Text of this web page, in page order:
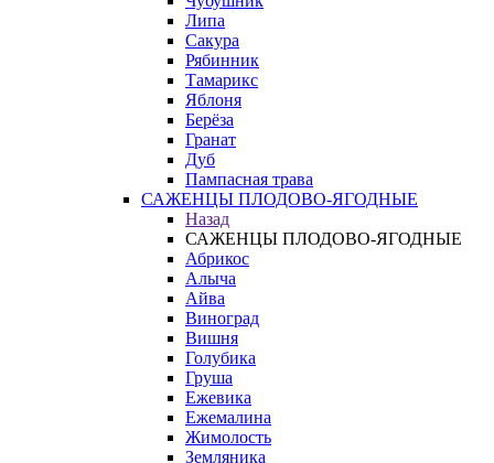
Липа
Сакура
Рябинник
Тамарикс
Яблоня
Берёза
Гранат
Дуб
Пампасная трава
САЖЕНЦЫ ПЛОДОВО-ЯГОДНЫЕ
Назад
САЖЕНЦЫ ПЛОДОВО-ЯГОДНЫЕ
Абрикос
Алыча
Айва
Виноград
Вишня
Голубика
Груша
Ежевика
Ежемалина
Жимолость
Земляника